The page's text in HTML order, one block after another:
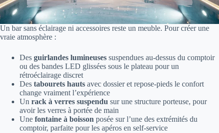
Un bar sans éclairage ni accessoires reste un meuble. Pour créer une
vraie atmosphère :
Des guirlandes lumineuses suspendues au-dessus du comptoir
ou des bandes LED glissées sous le plateau pour un
rétroéclairage discret
Des tabourets hauts avec dossier et repose-pieds le confort
change vraiment l’expérience
Un rack à verres suspendu sur une structure porteuse, pour
avoir les verres à portée de main
Une fontaine à boisson posée sur l’une des extrémités du
comptoir, parfaite pour les apéros en self-service